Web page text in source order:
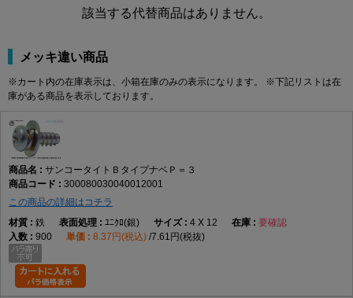
該当する代替商品はありません。
メッキ違い商品
※カート内の在庫表示は、小箱在庫のみの表示になります。 ※下記リストは在
庫がある商品を表示しております。
サンコータイトＢタイプナベＰ＝３
300080030040012001
この商品の詳細はコチラ
鉄
ﾕﾆｸﾛ(銀) 4 X 12
要確認
900
8.37円(税込) 7.61円(税抜)